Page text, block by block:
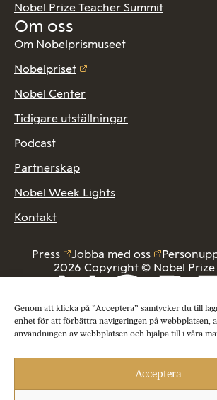
Genom att klicka på ”Acceptera” samtycker du till
enhet för att förbättra navigeringen på webbplatsen,
användningen av webbplatsen och hjälpa till i våra
Acceptera
Nobel Prize Teacher Summit
Om oss
Om Nobelprismuseet
Nobelpriset
Nobel Center
Tidigare utställningar
Podcast
Partnerskap
Nobel Week Lights
Kontakt
Press Jobba med oss
2026 Copyright © Nobel Prize